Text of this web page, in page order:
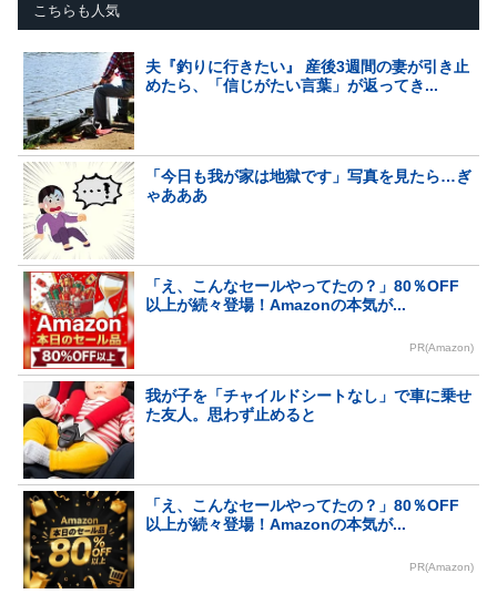
こちらも人気
夫『釣りに行きたい』 産後3週間の妻が引き止
めたら、「信じがたい言葉」が返ってき...
「今日も我が家は地獄です」写真を見たら…ぎ
ゃあああ
「え、こんなセールやってたの？」80％OFF
以上が続々登場！Amazonの本気が...
PR(Amazon)
我が子を「チャイルドシートなし」で車に乗せ
た友人。思わず止めると
「え、こんなセールやってたの？」80％OFF
以上が続々登場！Amazonの本気が...
PR(Amazon)